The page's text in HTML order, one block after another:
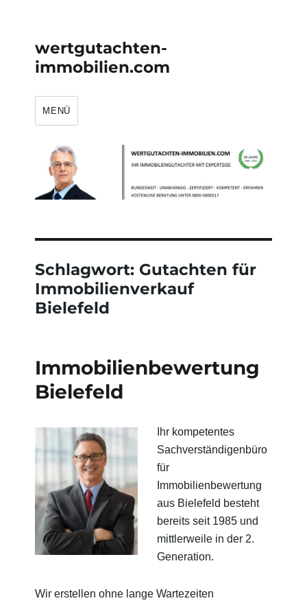
wertgutachten-
immobilien.com
MENÜ
Schlagwort: Gutachten für
Immobilienverkauf
Bielefeld
Immobilienbewertung
Bielefeld
Ihr kompetentes
Sachverständigenbüro
für
Immobilienbewertung
aus Bielefeld besteht
bereits seit 1985 und
mittlerweile in der 2.
Generation.
Wir erstellen ohne lange Wartezeiten